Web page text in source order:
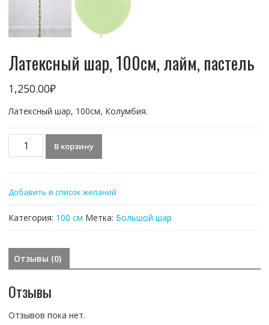
Латексный шар, 100см, лайм, пастель
1,250.00₽
Латексный шар, 100см, Колумбия.
Количество
товара
100см,
лайм,
пастель
В корзину
Добавить в список желаний
Категория: 100 см Метка: Большой шар
Отзывы (0)
Отзывы
Отзывов пока нет.